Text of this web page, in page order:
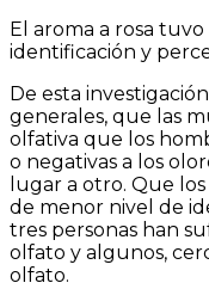
El aroma a rosa
identificación y
De esta
generales, que las
olfativa que los
o negativas a los
lugar a otro. Que
de menor nivel de
tres personas han
olfato y algunos,
olfato.